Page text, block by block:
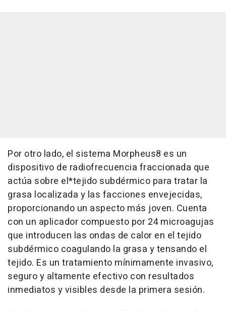
Por otro lado, el sistema Morpheus8 es un
dispositivo de radiofrecuencia fraccionada que
actúa sobre el*tejido subdérmico para tratar la
grasa localizada y las facciones envejecidas,
proporcionando un aspecto más joven. Cuenta
con un aplicador compuesto por 24 microagujas
que introducen las ondas de calor en el tejido
subdérmico coagulando la grasa y tensando el
tejido. Es un tratamiento mínimamente invasivo,
seguro y altamente efectivo con resultados
inmediatos y visibles desde la primera sesión.